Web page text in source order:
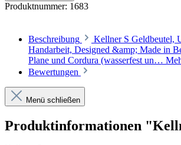
Produktnummer: 1683
Beschreibung
Kellner S Geldbeutel,
Handarbeit, Designed &amp; Made in
Plane und Cordura (wasserfest un…
Bewertungen
Menü schließen
Produktinformationen